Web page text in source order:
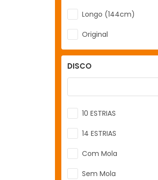
Longo (144cm)
Original
DISCO
10 ESTRIAS
14 ESTRIAS
Com Mola
Sem Mola